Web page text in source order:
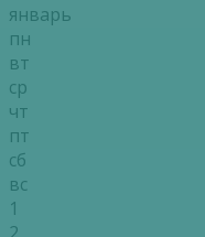
январь
пн
вт
ср
чт
пт
сб
вс
1
2